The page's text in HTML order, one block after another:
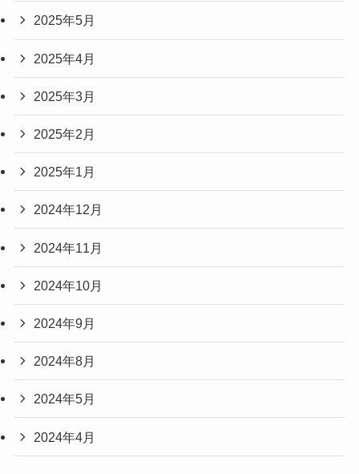
2025年5月
2025年4月
2025年3月
2025年2月
2025年1月
2024年12月
2024年11月
2024年10月
2024年9月
2024年8月
2024年5月
2024年4月